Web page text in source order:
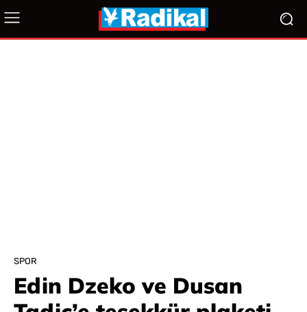
SPOR
Edin Dzeko ve Dusan